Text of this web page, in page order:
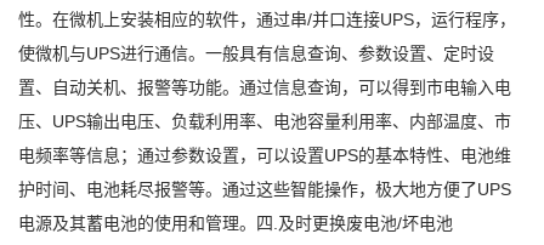
性。在微机上安装相应的软件，通过串/并口连接UPS，运行程序，
使微机与UPS进行通信。一般具有信息查询、参数设置、定时设
置、自动关机、报警等功能。通过信息查询，可以得到市电输入电
压、UPS输出电压、负载利用率、电池容量利用率、内部温度、市
电频率等信息；通过参数设置，可以设置UPS的基本特性、电池维
护时间、电池耗尽报警等。通过这些智能操作，极大地方便了UPS
电源及其蓄电池的使用和管理。四.及时更换废电池/坏电池